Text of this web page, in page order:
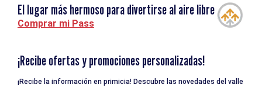
El lugar más hermoso para divertirse al aire libre
Comprar mi Pass
¡Recibe ofertas y promociones personalizadas!
¡Recibe la información en primicia! Descubre las novedades del valle